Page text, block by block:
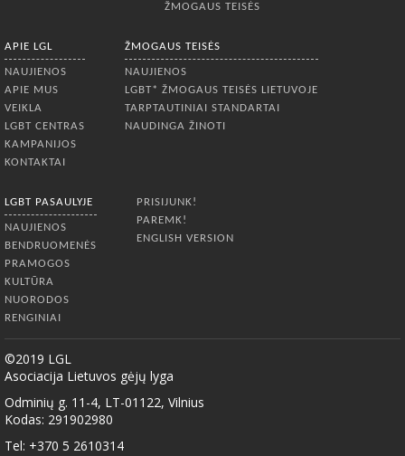
ŽMOGAUS TEISĖS
APIE LGL
NAUJIENOS
APIE MUS
VEIKLA
LGBT CENTRAS
KAMPANIJOS
KONTAKTAI
ŽMOGAUS TEISĖS
NAUJIENOS
LGBT* ŽMOGAUS TEISĖS LIETUVOJE
TARPTAUTINIAI STANDARTAI
NAUDINGA ŽINOTI
LGBT PASAULYJE
NAUJIENOS
BENDRUOMENĖS
PRAMOGOS
KULTŪRA
NUORODOS
RENGINIAI
PRISIJUNK!
PAREMK!
ENGLISH VERSION
©2019 LGL
Asociacija Lietuvos gėjų lyga
Odminių g. 11-4, LT-01122, Vilnius
Kodas: 291902980
Tel: +370 5 2610314